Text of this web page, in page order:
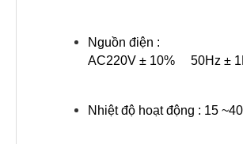
Nguồn điện :
AC220V ± 10% 50Hz ±
Nhiệt độ hoạt động : 15